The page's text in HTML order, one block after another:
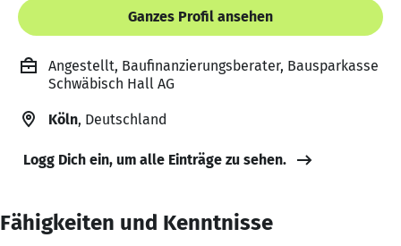
Ganzes Profil ansehen
Angestellt, Baufinanzierungsberater, Bausparkasse
Schwäbisch Hall AG
Köln, Deutschland
Logg Dich ein, um alle Einträge zu sehen.
Fähigkeiten und Kenntnisse